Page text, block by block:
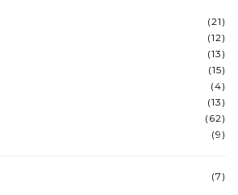
(21)
(12)
(13)
(15)
(4)
(13)
(62)
(9)
(7)